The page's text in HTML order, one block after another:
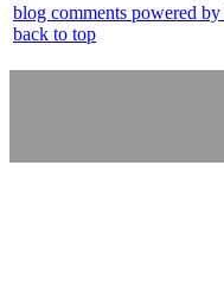
blog comments powered by
back to top